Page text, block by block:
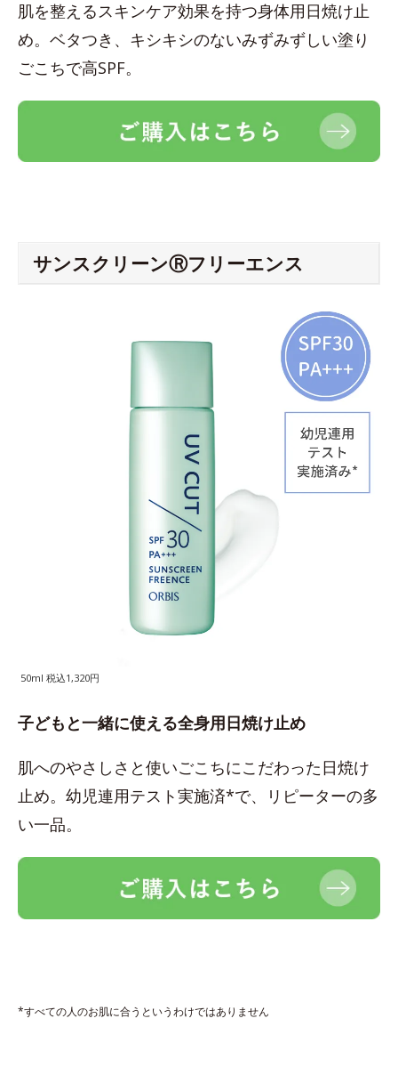
肌を整えるスキンケア効果を持つ身体用日焼け止
め。ベタつき、キシキシのないみずみずしい塗り
ごこちで高SPF。
サンスクリーンⓇフリーエンス
50ml 税込1,320円
子どもと一緒に使える全身用日焼け止め
肌へのやさしさと使いごこちにこだわった日焼け
止め。幼児連用テスト実施済*で、リピーターの多
い一品。
*すべての人のお肌に合うというわけではありません